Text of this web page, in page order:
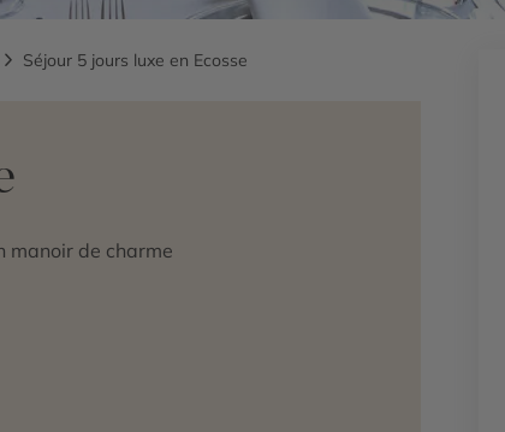
Séjour 5 jours luxe en Ecosse
manoir de charme